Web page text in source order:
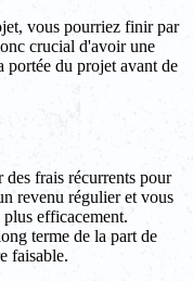
vous pourriez finir par
crucial d'avoir une
portée du projet avant de
frais récurrents pour
revenu régulier et vous
efficacement.
terme de la part de
faisable.